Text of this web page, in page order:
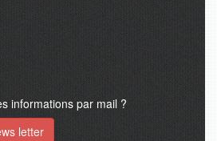
informations par mail ?
letter